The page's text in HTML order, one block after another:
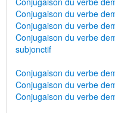
Conjugaison du verbe
Conjugaison du verbe
Conjugaison du verbe
subjonctif
Conjugaison du verbe
Conjugaison du verbe
Conjugaison du verbe